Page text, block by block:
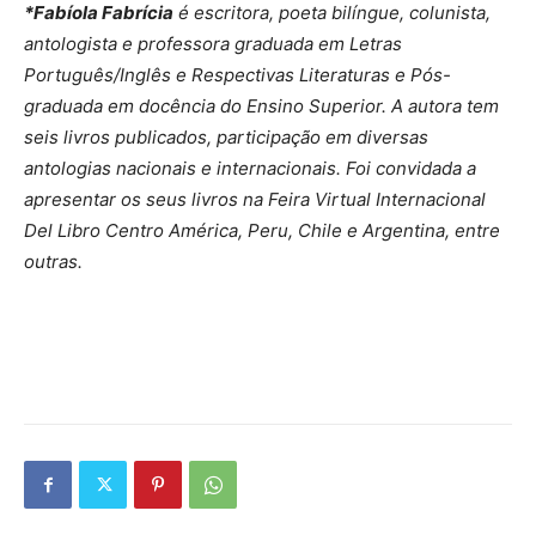
*Fabíola Fabrícia é escritora, poeta bilíngue, colunista,
antologista e professora graduada em Letras
Português/Inglês e Respectivas Literaturas e Pós-
graduada em docência do Ensino Superior. A autora tem
seis livros publicados, participação em diversas
antologias nacionais e internacionais. Foi convidada a
apresentar os seus livros na Feira Virtual Internacional
Del Libro Centro América, Peru, Chile e Argentina, entre
outras.